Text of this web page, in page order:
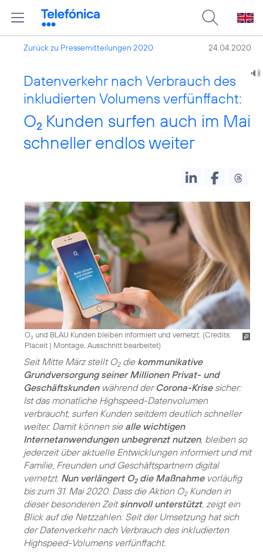
Zurück zu Pressemitteilungen 2020 24.04.2020
Datenverkehr nach Verbrauch des
inkludierten Volumens verfünffacht:
O2 Kunden surfen auch im Mai
schneller endlos weiter
O2 und BLAU Kunden bleiben informiert und vernetzt. (Credits:
Placeit | Montage, Ausschnitt bearbeitet)
Seit Mitte März stellt O2die kommunikative
Grundversorgung seiner Millionen Privat- und
Geschäftskundenwährend der Corona-Krisesicher:
Ist das monatliche Highspeed-Datenvolumen
verbraucht, surfen Kunden seitdem deutlich schneller
weiter. Damit können sie alle wichtigen
Internetanwendungen unbegrenzt nutzen, bleiben so
jederzeit über aktuelle Entwicklungen informiert und mit
Familie, Freunden und Geschäftspartnern digital
vernetzt. Nun verlängert O2die Maßnahmevorläufig
bis zum 31. Mai 2020. Dass die Aktion O2Kunden in
dieser besonderen Zeitsinnvoll unterstützt, zeigt ein
Blick auf die Netzzahlen: Seit der Umsetzung hat sich
der Datenverkehr nach Verbrauch des inkludierten
Highspeed-Volumens verfünffacht.